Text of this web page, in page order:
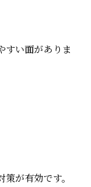
すい面がありま
が有効です。